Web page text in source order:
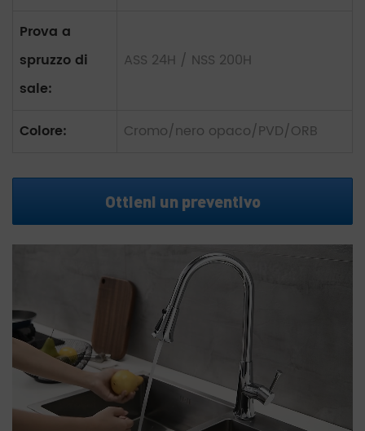
Prova a
spruzzo di
sale:
ASS 24H / NSS 200H
Colore: Cromo/nero opaco/PVD/ORB
Ottieni un preventivo